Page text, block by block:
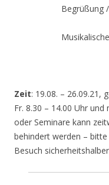
Begrüßung
Zeit: 19.08. – 26.09.21,
Fr. 8.30 – 14.00 Uhr
oder Seminare kann
behindert werden –
Besuch